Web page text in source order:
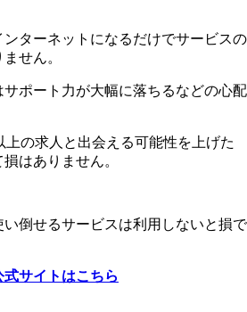
ターネットになるだけでサービスの
せん。
ポート力が大幅に落ちるなどの心配
の求人と出会える可能性を上げた
はありません。
倒せるサービスは利用しないと損で
サイトはこちら